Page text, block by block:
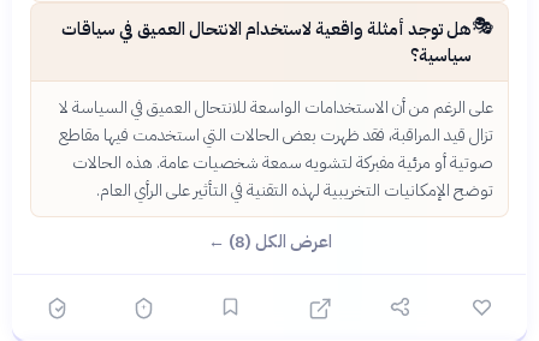
🎭هل توجد أمثلة واقعية لاستخدام الانتحال العميق في سياقات
سياسية؟
على الرغم من أن الاستخدامات الواسعة للانتحال العميق في السياسة لا
تزال قيد المراقبة، فقد ظهرت بعض الحالات التي استخدمت فيها مقاطع
صوتية أو مرئية مفبركة لتشويه سمعة شخصيات عامة. هذه الحالات
توضح الإمكانيات التخريبية لهذه التقنية في التأثير على الرأي العام.
اعرض الكل (8) ←